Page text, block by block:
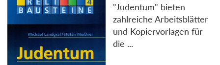
"Judentum" bieten
zahlreiche Arbeitsblätter
und Kopiervorlagen für
die ...